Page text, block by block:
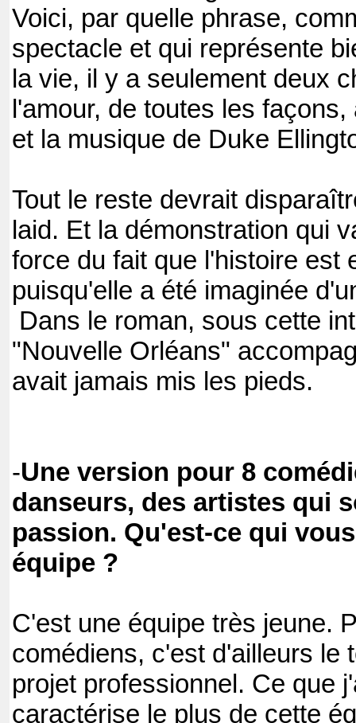
Voici, par quelle phrase,
spectacle et qui représente
la vie, il y a seulement deux
l'amour, de toutes les
et la musique de Duke
Tout le reste devrait
laid. Et la démonstration qui
force du fait que l'histoire est
puisqu'elle a été imaginée
Dans le roman, sous cette
"Nouvelle Orléans"
avait jamais mis les pieds.
-Une version pour 8
danseurs, des artistes qui
passion. Qu'est-ce qui
équipe ?
C'est une équipe très jeune.
comédiens, c'est d'ailleurs le
projet professionnel. Ce que
caractérise le plus de cette